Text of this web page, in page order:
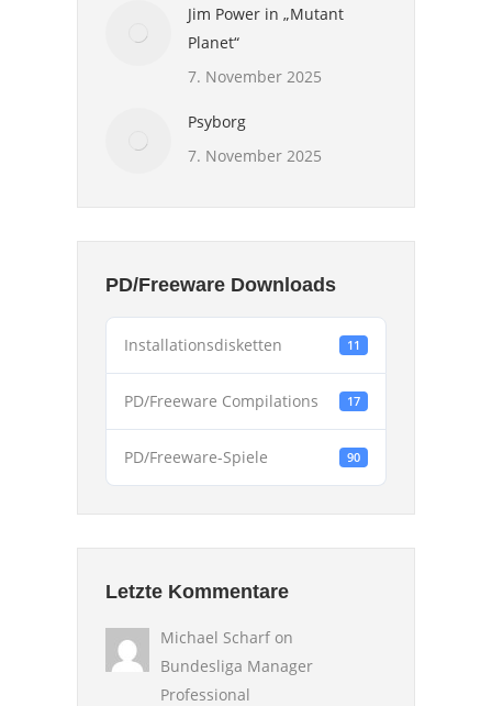
Jim Power in „Mutant
Planet“
7. November 2025
Psyborg
7. November 2025
PD/Freeware Downloads
Installationsdisketten 11
PD/Freeware Compilations 17
PD/Freeware-Spiele 90
Letzte Kommentare
Michael Scharf on
Bundesliga Manager
Professional